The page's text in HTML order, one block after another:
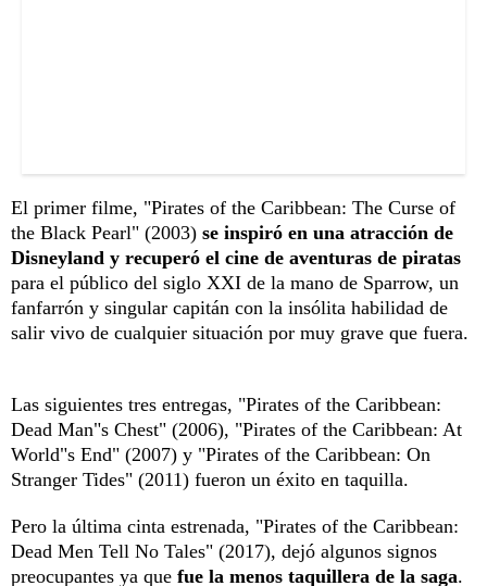
El primer filme, "Pirates of the Caribbean: The Curse of
the Black Pearl" (2003) se inspiró en una atracción de
Disneyland y recuperó el cine de aventuras de piratas
para el público del siglo XXI de la mano de Sparrow, un
fanfarrón y singular capitán con la insólita habilidad de
salir vivo de cualquier situación por muy grave que fuera.
Las siguientes tres entregas, "Pirates of the Caribbean:
Dead Man"s Chest" (2006), "Pirates of the Caribbean: At
World"s End" (2007) y "Pirates of the Caribbean: On
Stranger Tides" (2011) fueron un éxito en taquilla.
Pero la última cinta estrenada, "Pirates of the Caribbean:
Dead Men Tell No Tales" (2017), dejó algunos signos
preocupantes ya que fue la menos taquillera de la saga.